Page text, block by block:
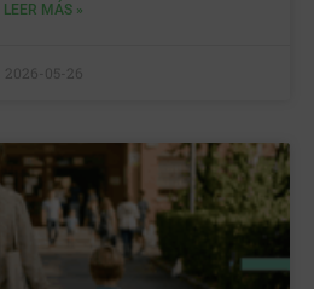
LEER MÁS »
2026-05-26